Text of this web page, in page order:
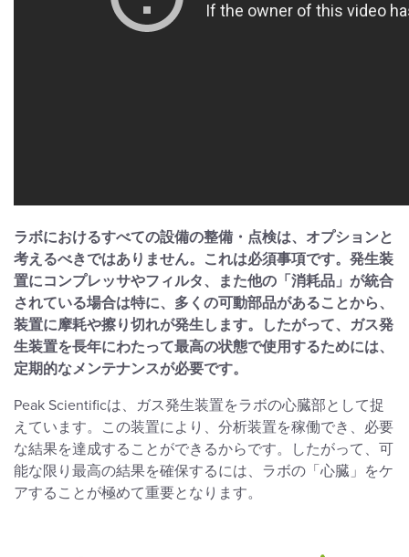
ラボにおけるすべての設備の整備・点検は、オプションと
考えるべきではありません。これは必須事項です。発生装
置にコンプレッサやフィルタ、また他の「消耗品」が統合
されている場合は特に、多くの可動部品があることから、
装置に摩耗や擦り切れが発生します。したがって、ガス発
生装置を長年にわたって最高の状態で使用するためには、
定期的なメンテナンスが必要です。
Peak Scientificは、ガス発生装置をラボの心臓部として捉
えています。この装置により、分析装置を稼働でき、必要
な結果を達成することができるからです。したがって、可
能な限り最高の結果を確保するには、ラボの「心臓」をケ
アすることが極めて重要となります。